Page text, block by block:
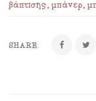
βάπτισης,μπάνερ,
SHARE: